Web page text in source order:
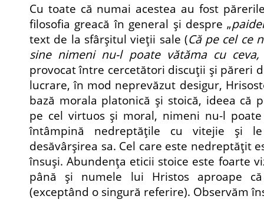
Cu toate că numai acestea au fost
filosofia greacă în general şi despre „
text de la sfârşitul vieţii sale (Că pe cel ce
sine nimeni nu-l poate vătăma cu ceva,
provocat între cercetători discuţii şi păreri
lucrare, în mod neprevăzut desigur,
bază morala platonică şi stoică, ideea că
pe cel virtuos şi moral, nimeni nu-l
întâmpină nedreptăţile cu vitejie şi le
desăvârşirea sa. Cel care este nedreptăţit
însuşi. Abundenţa eticii stoice este foarte
până şi numele lui Hristos aproape
(exceptând o singură referire). Observăm